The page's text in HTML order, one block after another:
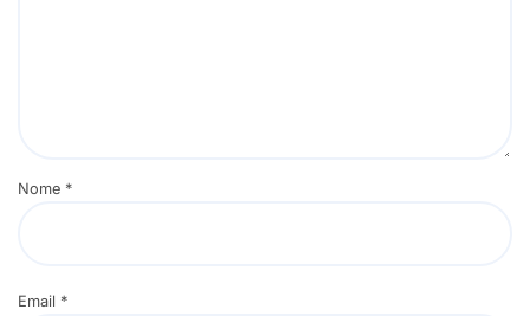
Nome *
Email *